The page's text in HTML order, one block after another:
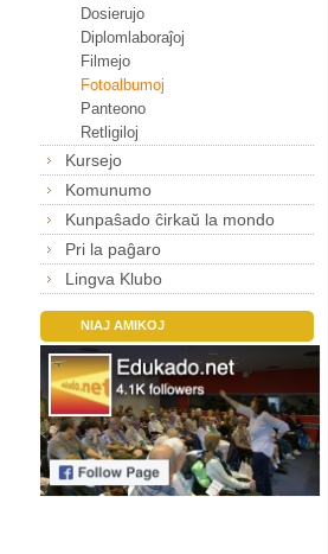
Dosierujo
Diplomlaboraĵoj
Filmejo
Fotoalbumoj
Panteono
Retligiloj
Kursejo
Komunumo
Kunpaŝado ĉirkaŭ la mondo
Pri la paĝaro
Lingva Klubo
NIAJ AMIKOJ